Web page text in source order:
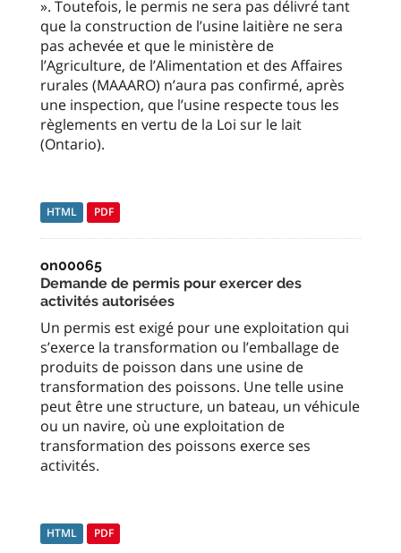
». Toutefois, le permis ne sera pas délivré tant
que la construction de l’usine laitière ne sera
pas achevée et que le ministère de
l’Agriculture, de l’Alimentation et des Affaires
rurales (MAAARO) n’aura pas confirmé, après
une inspection, que l’usine respecte tous les
règlements en vertu de la Loi sur le lait
(Ontario).
HTML PDF
on00065
Demande de permis pour exercer des
activités autorisées
Un permis est exigé pour une exploitation qui
s’exerce la transformation ou l’emballage de
produits de poisson dans une usine de
transformation des poissons. Une telle usine
peut être une structure, un bateau, un véhicule
ou un navire, où une exploitation de
transformation des poissons exerce ses
activités.
HTML PDF